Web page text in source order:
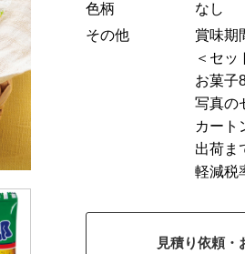
色柄
なし
その他
賞味期
＜セッ
お菓子
写真の
カート
出荷ま
軽減税
見積り依頼・